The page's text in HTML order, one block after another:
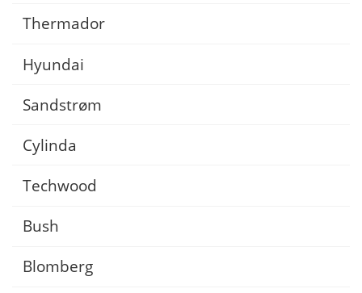
Thermador
Hyundai
Sandstrøm
Cylinda
Techwood
Bush
Blomberg